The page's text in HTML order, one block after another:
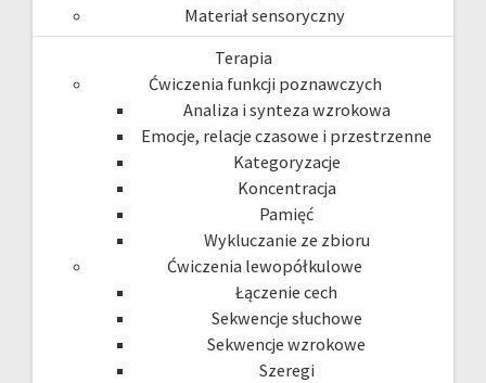
Materiał sensoryczny
Terapia
Ćwiczenia funkcji poznawczych
Analiza i synteza wzrokowa
Emocje, relacje czasowe i przestrzenne
Kategoryzacje
Koncentracja
Pamięć
Wykluczanie ze zbioru
Ćwiczenia lewopółkulowe
Łączenie cech
Sekwencje słuchowe
Sekwencje wzrokowe
Szeregi